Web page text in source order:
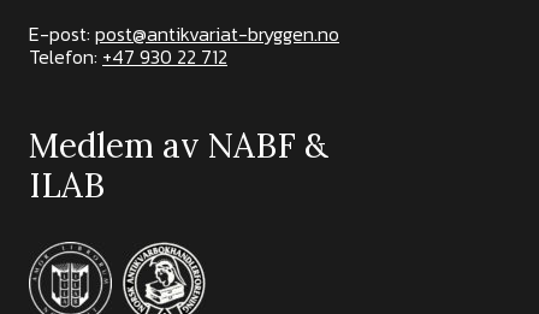
E-post: post@antikvariat-bryggen.no
Telefon: +47 930 22 712
Medlem av NABF &
ILAB